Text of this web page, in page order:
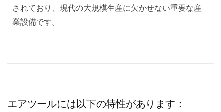
されており、現代の大規模生産に欠かせない重要な産
業設備です。
エアツールには以下の特性があります：